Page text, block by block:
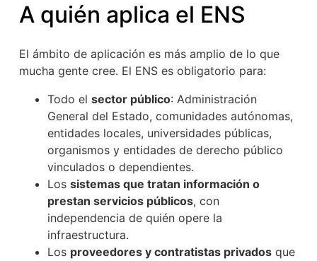
A quién aplica el ENS
El ámbito de aplicación es más amplio de lo que
mucha gente cree. El ENS es obligatorio para:
Todo el sector público: Administración
General del Estado, comunidades autónomas,
entidades locales, universidades públicas,
organismos y entidades de derecho público
vinculados o dependientes.
Los sistemas que tratan información o
prestan servicios públicos, con
independencia de quién opere la
infraestructura.
Los proveedores y contratistas privadosque